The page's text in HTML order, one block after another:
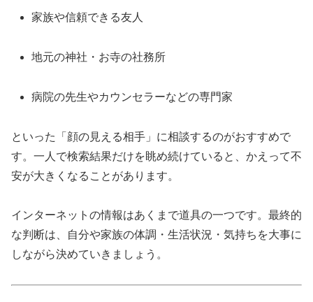
家族や信頼できる友人
地元の神社・お寺の社務所
病院の先生やカウンセラーなどの専門家
といった「顔の見える相手」に相談するのがおすすめで
す。一人で検索結果だけを眺め続けていると、かえって不
安が大きくなることがあります。
インターネットの情報はあくまで道具の一つです。最終的
な判断は、自分や家族の体調・生活状況・気持ちを大事に
しながら決めていきましょう。